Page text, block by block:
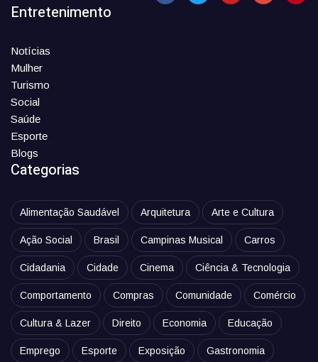
Entretenimento
Notícias
Mulher
Turismo
Social
Saúde
Esporte
Blogs
Categorias
Alimentação Saudável Arquitetura Arte e Cultura
Ação Social Brasil Campinas Musical Carros
Cidadania Cidade Cinema Ciência & Tecnologia
Comportamento Compras Comunidade Comércio
Cultura & Lazer Direito Economia Educação
Emprego Esporte Exposição Gastronomia